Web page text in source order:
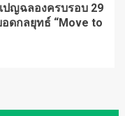
ปญฉลองครบรอบ 29
ดกลยุทธ์ “Move to